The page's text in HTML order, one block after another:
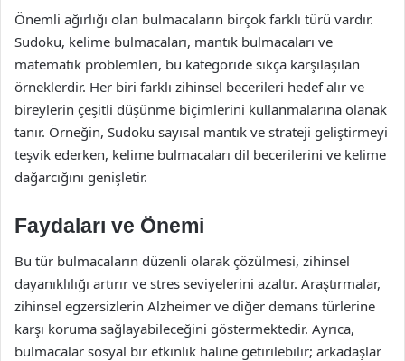
Önemli ağırlığı olan bulmacaların birçok farklı türü vardır.
Sudoku, kelime bulmacaları, mantık bulmacaları ve
matematik problemleri, bu kategoride sıkça karşılaşılan
örneklerdir. Her biri farklı zihinsel becerileri hedef alır ve
bireylerin çeşitli düşünme biçimlerini kullanmalarına olanak
tanır. Örneğin, Sudoku sayısal mantık ve strateji geliştirmeyi
teşvik ederken, kelime bulmacaları dil becerilerini ve kelime
dağarcığını genişletir.
Faydaları ve Önemi
Bu tür bulmacaların düzenli olarak çözülmesi, zihinsel
dayanıklılığı artırır ve stres seviyelerini azaltır. Araştırmalar,
zihinsel egzersizlerin Alzheimer ve diğer demans türlerine
karşı koruma sağlayabileceğini göstermektedir. Ayrıca,
bulmacalar sosyal bir etkinlik haline getirilebilir; arkadaşlar